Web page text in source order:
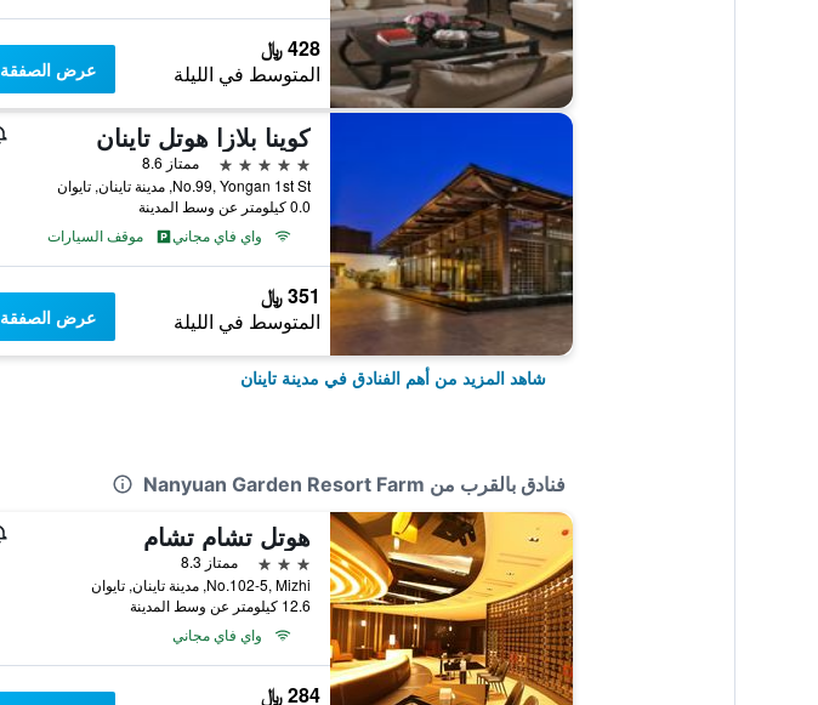
428 ﷼
المتوسط في الليلة عرض الصفقة
كوينا بلازا هوتل تاينان
5 نجوم
ممتاز 8.6
No.99, Yongan 1st St, مدينة تاينان, تايوان
0.0 كيلومتر عن وسط المدينة
واي فاي مجاني
موقف السيارات
351 ﷼
المتوسط في الليلة عرض الصفقة
شاهد المزيد من أهم الفنادق في مدينة تاينان
فنادق بالقرب من Nanyuan Garden Resort Farm
هوتل تشام تشام
3 نجوم
ممتاز 8.3
No.102-5, Mizhi, مدينة تاينان, تايوان
12.6 كيلومتر عن وسط المدينة
واي فاي مجاني
284 ﷼